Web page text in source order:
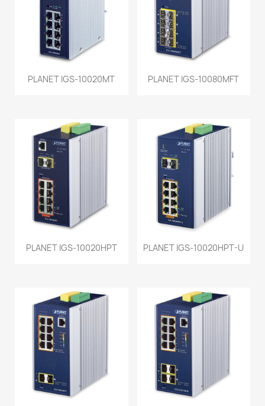
PLANET IGS-10020MT PLANET IGS-10080MFT
PLANET IGS-10020HPT PLANET IGS-10020HPT-U